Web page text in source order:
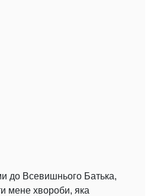
до Всевишнього Батька,
мене хвороби, яка